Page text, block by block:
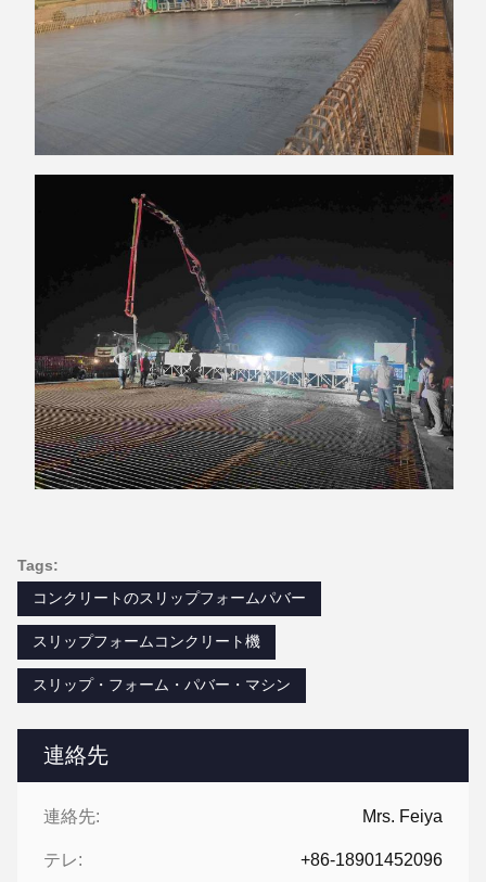
連絡先
連絡先: Mrs. Feiya
テレ: +86-18901452096
Tags:
コンクリートのスリップフォームパバー
スリップフォームコンクリート機
スリップ・フォーム・パバー・マシン